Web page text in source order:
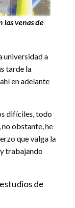
las venas de
universidad a
tarde la
en adelante
difíciles, todo
no obstante, he
que valga la
trabajando
de